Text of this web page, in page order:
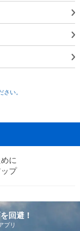
い。
に
プ
回避！
プリ